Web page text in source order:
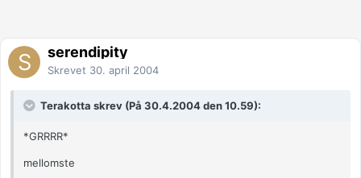
serendipity
Skrevet 30. april 2004
Terakotta skrev (På 30.4.2004 den 10.59):
*GRRRR*
mellomste